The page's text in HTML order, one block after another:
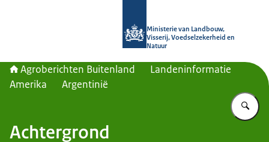
Ministerie van Landbouw,
Visserij, Voedselzekerheid en
Natuur
Agroberichten Buitenland
Landeninformatie
Amerika
Argentinië
Achtergrond